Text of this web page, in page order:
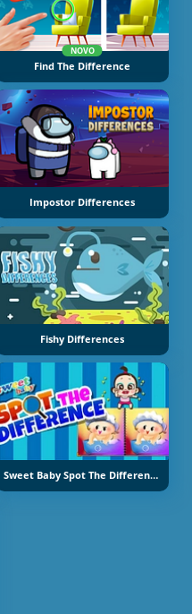
NOVO
Find The Difference
Impostor Differences
Fishy Differences
Sweet Baby Spot The Difference